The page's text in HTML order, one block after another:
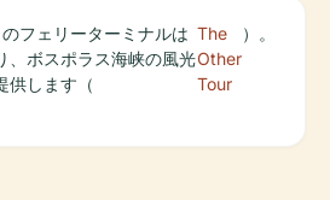
フェリーターミナルは
、ボスポラス海峡の風光
供します（
The
Other
Tour
）。